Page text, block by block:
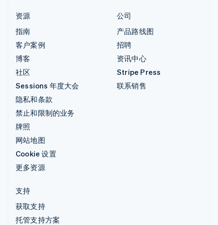
资源
指南
客户案例
博客
社区
Sessions 年度大会
隐私和条款
禁止和限制的业务
牌照
网站地图
Cookie 设置
更多资源
公司
产品路线图
招聘
资讯中心
Stripe Press
联系销售
支持
获取支持
托管支持方案